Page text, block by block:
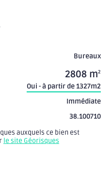
Bureaux
2808 m2
Oui - à partir de 1327m2
Immédiate
38.100710
auxquels ce bien est
le site Géorisques